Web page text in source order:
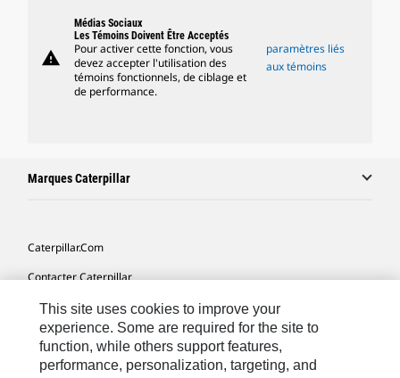
warning
Médias Sociaux
Les Témoins Doivent Être Acceptés
Pour activer cette fonction, vous
devez accepter l'utilisation des
témoins fonctionnels, de ciblage et
de performance.
paramètres liés
aux témoins
Marques Caterpillar
Caterpillar.com
Contacter Caterpillar
Mes Préférences Marketing
Plan Du Site
Cookie Settings
This site uses cookies to improve your
experience. Some are required for the site to
function, while others support features,
performance, personalization, targeting, and